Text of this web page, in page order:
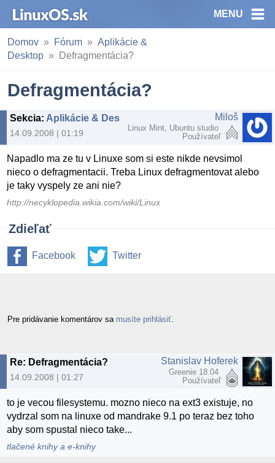
MENU
Domov Fórum
Aplikácie &
Desktop
Defragmentácia?
Defragmentácia?
Sekcia: Aplikácie & Desktop
14.09.2008 | 01:19
Miloš
Linux Mint, Ubuntu studio
Používateľ
Napadlo ma ze tu v Linuxe som si este nikde nevsimol
nieco o defragmentacii. Treba Linux defragmentovat alebo
je taky vyspely ze ani nie?
http://necyklopedia.wikia.com/wiki/Linux
Zdieľať
Facebook Twitter
Pre pridávanie komentárov sa musíte prihlásiť
Re: Defragmentácia?
14.09.2008 | 01:27
Stanislav Hoferek
Greenie 18.04
Používateľ
to je vecou filesystemu. mozno nieco na ext3 existuje, no
vydrzal som na linuxe od mandrake 9.1 po teraz bez toho
aby som spustal nieco take...
tlačené knihy a e-knihy